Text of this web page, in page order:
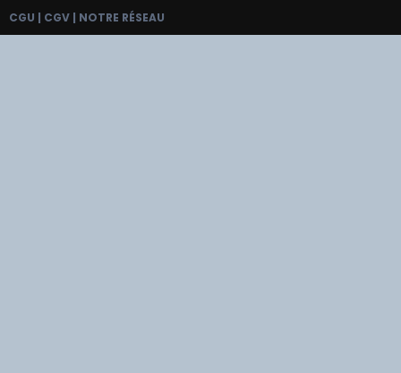
CGU | CGV | NOTRE RÉSEAU